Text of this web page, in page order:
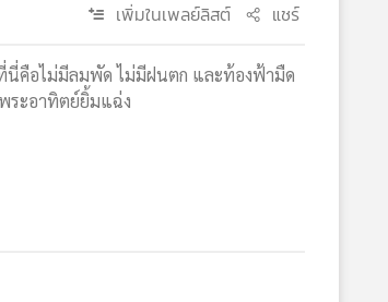
เพิ่มในเพลย์ลิสต์ แชร์
นี่คือไม่มีลมพัด ไม่มีฝนตก และท้องฟ้ามืด
ระอาทิตย์ยิ้มแฉ่ง